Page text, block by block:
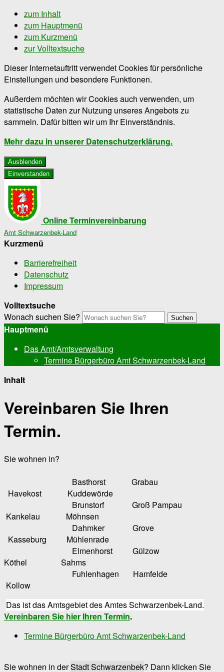
zum Inhalt
zum Hauptmenü
zum Kurzmenü
zur Volltextsuche
Dieser Internetauftritt verwendet Cookies für persönliche
Einstellungen und besondere Funktionen.
Außerdem möchten wir Cookies auch verwenden, um
statistische Daten zur Nutzung unseres Angebots zu
sammeln. Dafür bitten wir um Ihr Einverständnis.
Mehr dazu in unserer Datenschutzerklärung.
Ausblenden
Einverstanden
Online Terminvereinbarung
Amt Schwarzenbek-Land
Kurzmenü
Barrierefreiheit
Datenschutz
Impressum
Volltextsuche
Wonach suchen Sie?
Suchen
Hauptmenü
Das Amt/Amtsverwaltung
Termine Bürgerbüro Amt Schwarzenbek-Land
Inhalt
Vereinbaren Sie Ihren
Termin.
Sie wohnen in?
Basthorst Grabau
Havekost Kuddewörde
Brunstorf Groß Pampau
Kankelau Möhnsen
Dahmker Grove
Kasseburg Mühlenrade
Elmenhorst Gülzow
Köthel Sahms
Fuhlenhagen Hamfelde
Kollow
Das ist das Amtsgebiet des Amtes Schwarzenbek-Land.
Vereinbaren Sie hier Ihren Termin.
Termine Bürgerbüro Amt Schwarzenbek-Land
Sie wohnen in derStadt Schwarzenbek? Dann klicken Sie